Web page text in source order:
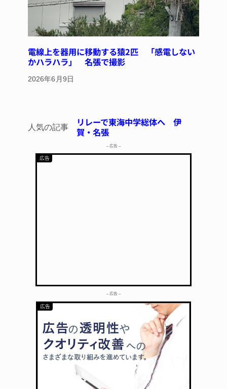
電線上を器用に移動する猿2匹 「感電しない
かハラハラ」 名張で撮影
2026年6月9日
人気の記事
ぼに転落 運転
伊賀市で
ンティアで清
登以来3回目
位狙う 近大
リレーで東海中学総体へ 伊
賀・名張
– 広告 –
– 広告 –